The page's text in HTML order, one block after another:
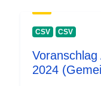
CSV CSV
2024